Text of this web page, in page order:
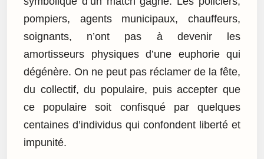
pompiers, agents municipaux, chauffeurs,
soignants, n’ont pas à devenir les
amortisseurs physiques d’une euphorie qui
dégénère. On ne peut pas réclamer de la fête,
du collectif, du populaire, puis accepter que
ce populaire soit confisqué par quelques
centaines d’individus qui confondent liberté et
impunité.